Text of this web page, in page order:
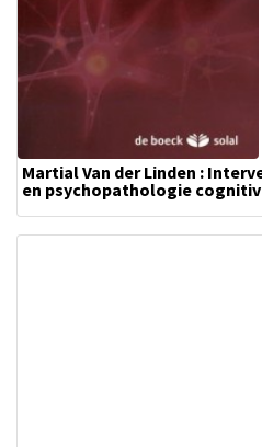
Martial Van der Linden :
en psychopathologie